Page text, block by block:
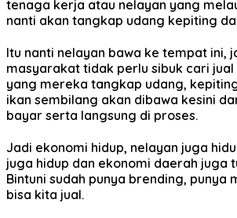
tenaga kerja atau nelayan yang
nanti akan tangkap udang kepiting
Itu nanti nelayan bawa ke tempat ini,
masyarakat tidak perlu sibuk cari jual
yang mereka tangkap udang,
ikan sembilang akan dibawa kesini
bayar serta langsung di proses.
Jadi ekonomi hidup, nelayan juga
juga hidup dan ekonomi daerah juga
Bintuni sudah punya brending, punya
bisa kita jual.